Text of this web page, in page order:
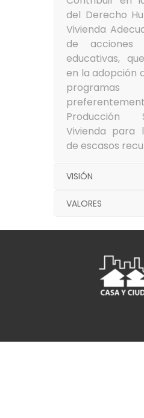
del Derecho
Vivienda
de acciones
educativas,
en la adopción
programas
Producción
Vivienda para
de escasos
VISIÓN
VALORES